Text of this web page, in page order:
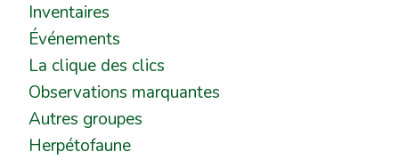
Inventaires
Événements
La clique des clics
Observations marquantes
Autres groupes
Herpétofaune